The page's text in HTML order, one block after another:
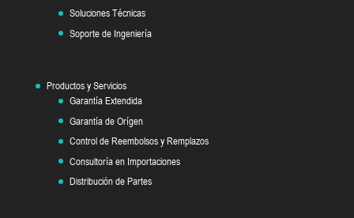
Soluciones Técnicas
Soporte de Ingeniería
Productos y Servicios
Garantía Extendida
Garantía de Orígen
Control de Reembolsos y Remplazos
Consultoría en Importaciones
Distribución de Partes